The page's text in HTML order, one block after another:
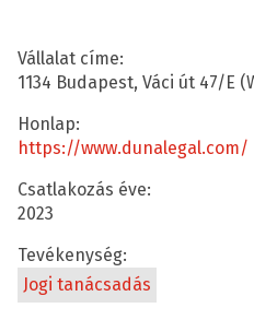
Vállalat címe:
1134 Budapest, Váci út 47/E
Honlap:
https://www.dunalegal.com/
Csatlakozás éve:
2023
Tevékenység:
Jogi tanácsadás